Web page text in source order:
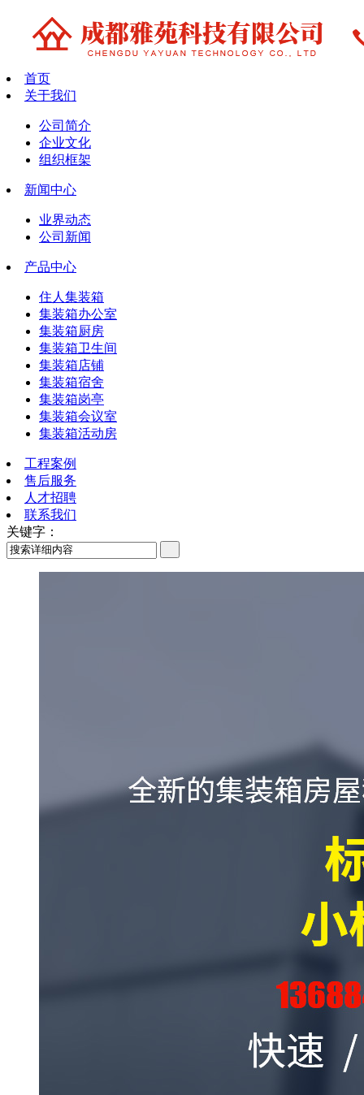
首页
关于我们
公司简介
企业文化
组织框架
新闻中心
业界动态
公司新闻
产品中心
住人集装箱
集装箱办公室
集装箱厨房
集装箱卫生间
集装箱店铺
集装箱宿舍
集装箱岗亭
集装箱会议室
集装箱活动房
工程案例
售后服务
人才招聘
联系我们
关键字：